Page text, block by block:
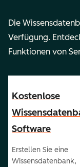
Die
Verfügung.
Funktionen von
Kostenlose
Software
Erstellen Sie eine
Wissensdatenbank,